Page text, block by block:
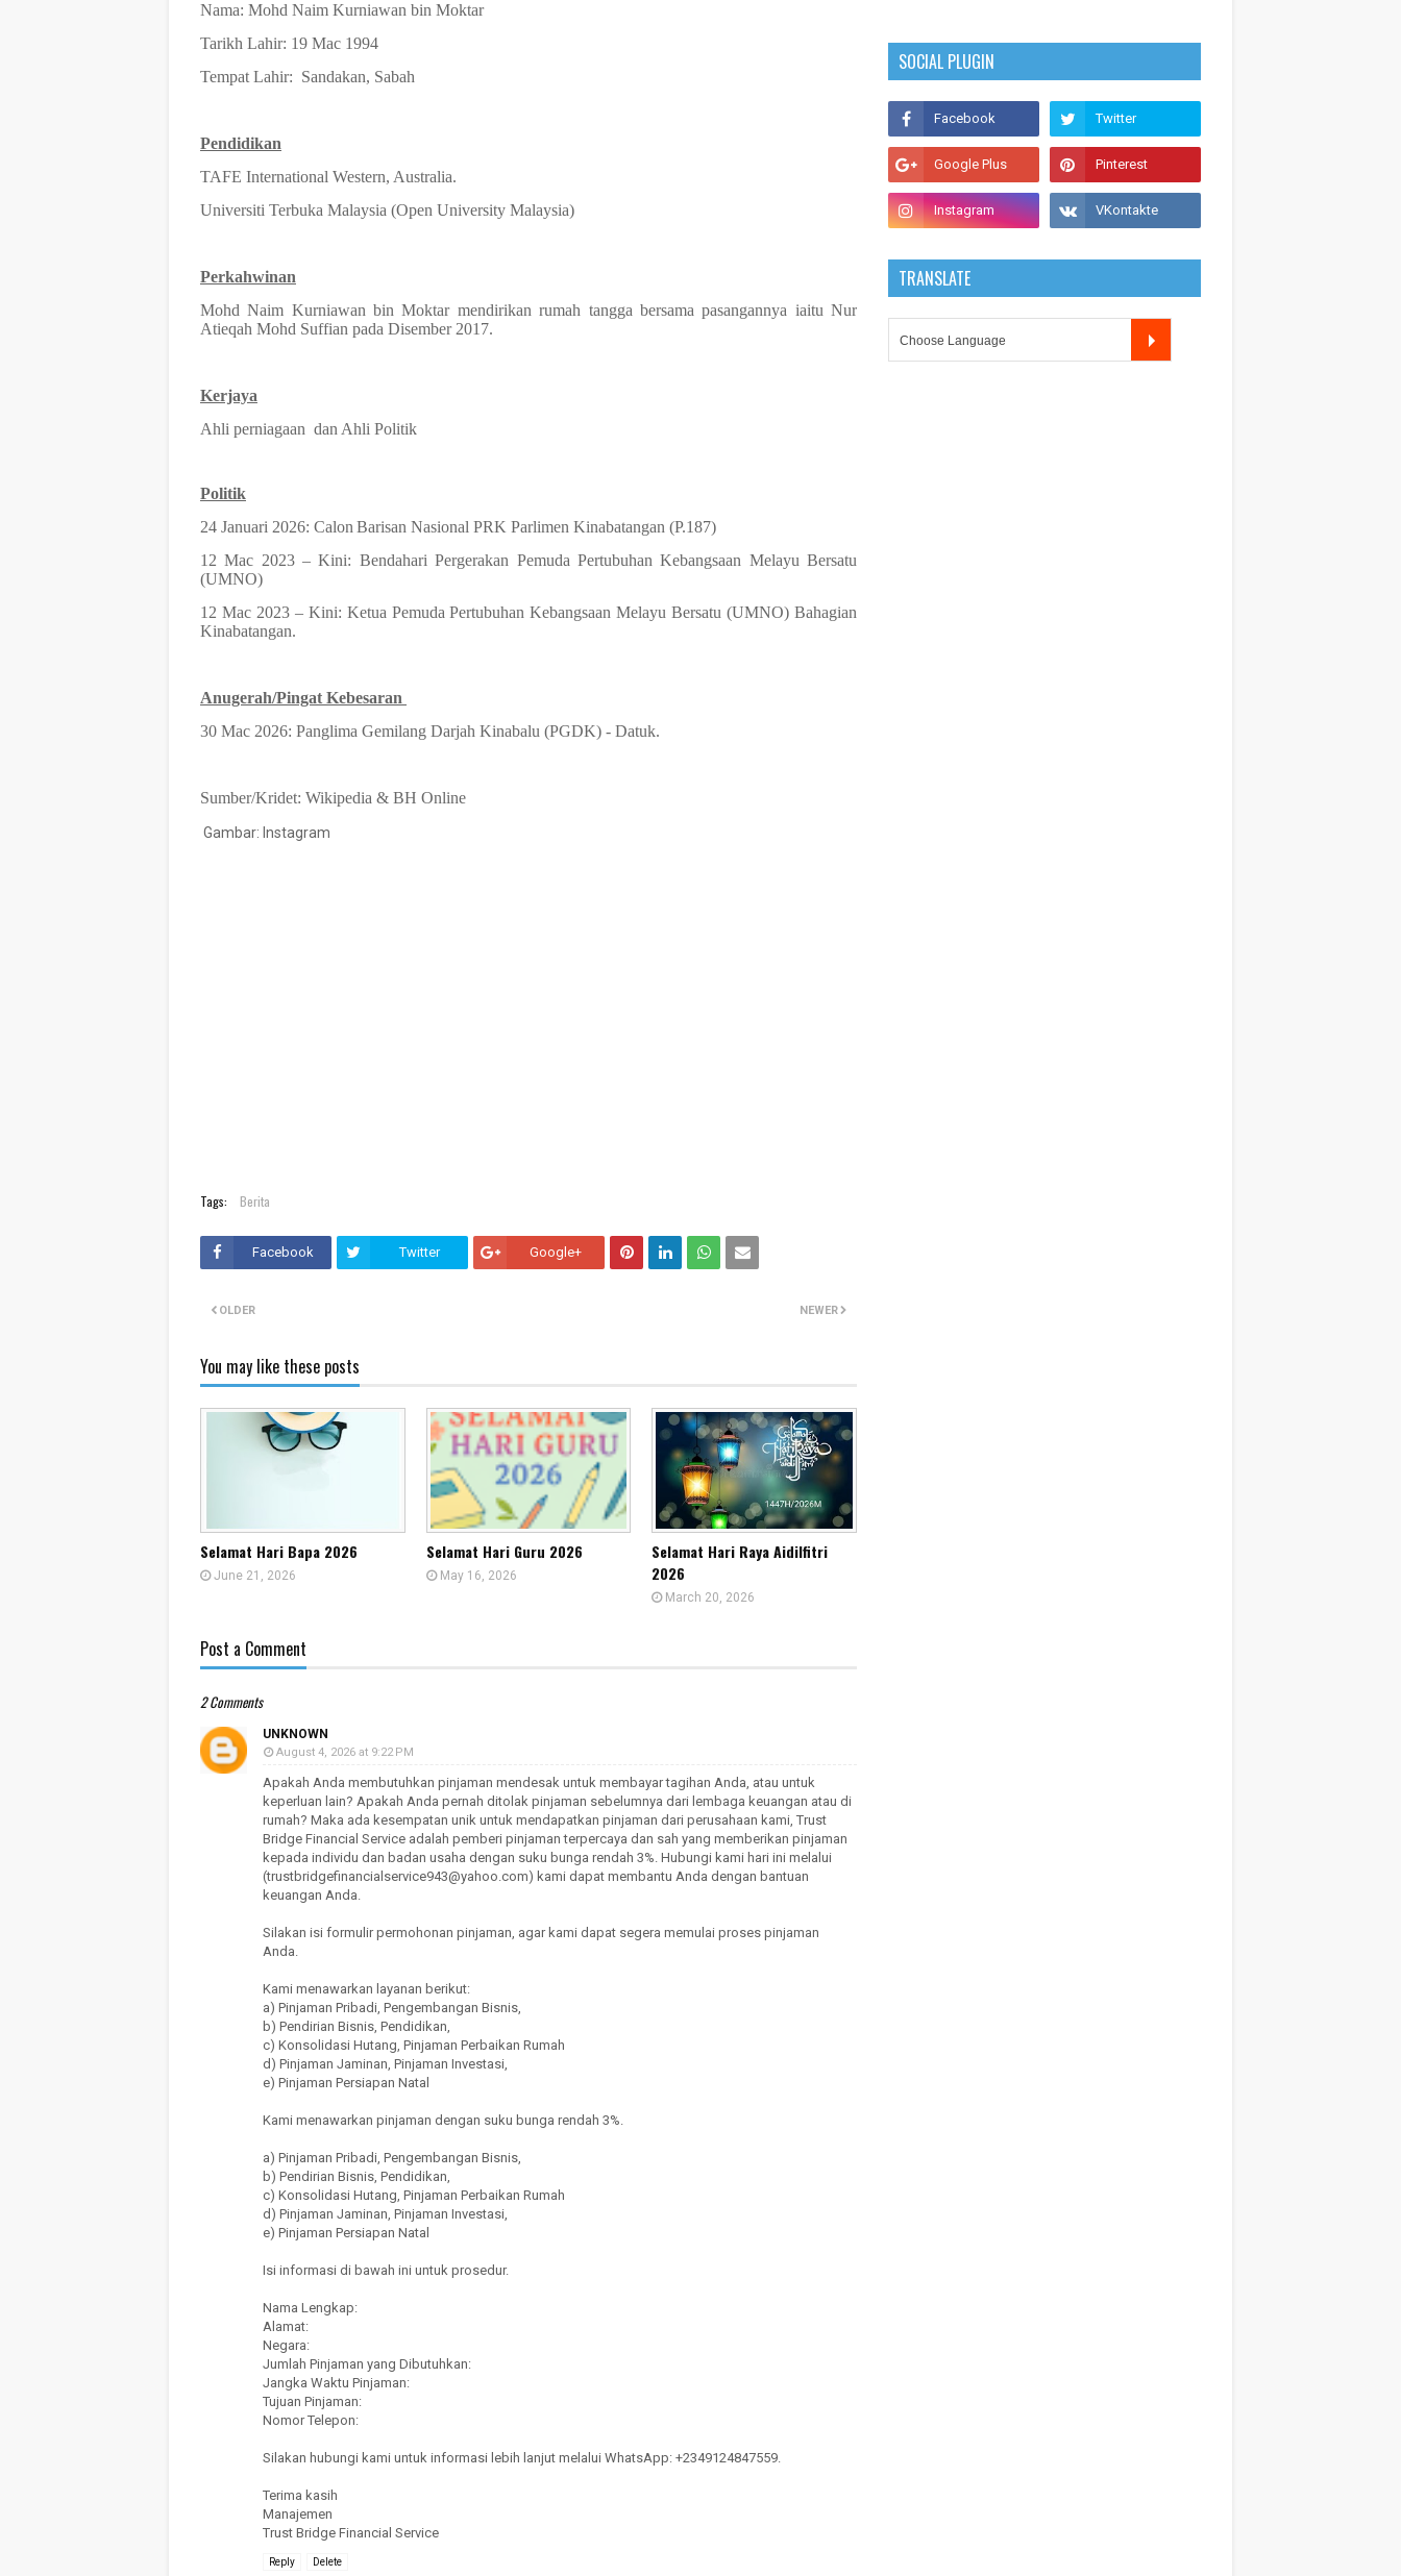
Nama: Mohd Naim Kurniawan bin Moktar
Tarikh Lahir: 19 Mac 1994
Tempat Lahir: Sandakan, Sabah
Pendidikan
TAFE International Western, Australia.
Universiti Terbuka Malaysia (Open University Malaysia)
Perkahwinan
Mohd Naim Kurniawan bin Moktar mendirikan rumah tangga bersama pasangannya iaitu Nur
Atieqah Mohd Suffian pada Disember 2017.
Kerjaya
Ahli perniagaan dan Ahli Politik
Politik
24 Januari 2026: Calon Barisan Nasional PRK Parlimen Kinabatangan (P.187)
12 Mac 2023 – Kini: Bendahari Pergerakan Pemuda Pertubuhan Kebangsaan Melayu Bersatu
(UMNO)
12 Mac 2023 – Kini: Ketua Pemuda Pertubuhan Kebangsaan Melayu Bersatu (UMNO) Bahagian
Kinabatangan.
Anugerah/Pingat Kebesaran
30 Mac 2026: Panglima Gemilang Darjah Kinabalu (PGDK) - Datuk.
Sumber/Kridet: Wikipedia & BH Online
Gambar: Instagram
Tags: Berita
Facebook Twitter Google+
NEWER
OLDER
You may like these posts
Selamat Hari Bapa 2026
June 21, 2026
Selamat Hari Guru 2026
May 16, 2026
Selamat Hari Raya Aidilfitri
2026
March 20, 2026
Post a Comment
2 Comments
UNKNOWN
August 4, 2026 at 9:22 PM
Apakah Anda membutuhkan pinjaman mendesak untuk membayar tagihan Anda, atau untuk
keperluan lain? Apakah Anda pernah ditolak pinjaman sebelumnya dari lembaga keuangan atau di
rumah? Maka ada kesempatan unik untuk mendapatkan pinjaman dari perusahaan kami, Trust
Bridge Financial Service adalah pemberi pinjaman terpercaya dan sah yang memberikan pinjaman
kepada individu dan badan usaha dengan suku bunga rendah 3%. Hubungi kami hari ini melalui
(trustbridgefinancialservice943@yahoo.com) kami dapat membantu Anda dengan bantuan
keuangan Anda.
Silakan isi formulir permohonan pinjaman, agar kami dapat segera memulai proses pinjaman
Anda.
Kami menawarkan layanan berikut:
a) Pinjaman Pribadi, Pengembangan Bisnis,
b) Pendirian Bisnis, Pendidikan,
c) Konsolidasi Hutang, Pinjaman Perbaikan Rumah
d) Pinjaman Jaminan, Pinjaman Investasi,
e) Pinjaman Persiapan Natal
Kami menawarkan pinjaman dengan suku bunga rendah 3%.
a) Pinjaman Pribadi, Pengembangan Bisnis,
b) Pendirian Bisnis, Pendidikan,
c) Konsolidasi Hutang, Pinjaman Perbaikan Rumah
d) Pinjaman Jaminan, Pinjaman Investasi,
e) Pinjaman Persiapan Natal
Isi informasi di bawah ini untuk prosedur.
Nama Lengkap:
Alamat:
Negara:
Jumlah Pinjaman yang Dibutuhkan:
Jangka Waktu Pinjaman:
Tujuan Pinjaman:
Nomor Telepon:
Silakan hubungi kami untuk informasi lebih lanjut melalui WhatsApp: +2349124847559.
Terima kasih
Manajemen
Trust Bridge Financial Service
Reply Delete
SOCIAL PLUGIN
TRANSLATE